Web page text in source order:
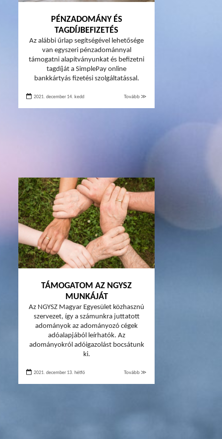
PÉNZADOMÁNY ÉS
TAGDÍJBEFIZETÉS
Az alábbi űrlap segítségével lehetősége
van egyszeri pénzadománnyal
támogatni alapítványunkat és befizetni
tagdíját a SimplePay online
bankkártyás fizetési szolgáltatással.
2021. december 14. kedd Tovább ≫
TÁMOGATOM AZ NGYSZ
MUNKÁJÁT
Az NGYSZ Magyar Egyesület közhasznú
szervezet, így a számunkra juttatott
adományok az adományozó cégek
adóalapjából leírhatók. Az
adományokról adóigazolást bocsátunk
ki.
2021. december 13. hétfő Tovább ≫